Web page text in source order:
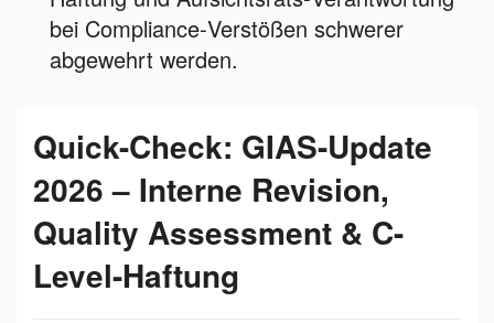
bei Compliance‑Verstößen schwerer
abgewehrt werden.
Quick-Check: GIAS-Update
2026 – Interne Revision,
Quality Assessment & C-
Level-Haftung